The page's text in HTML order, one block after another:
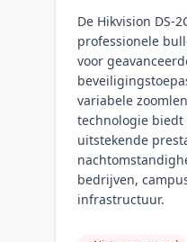
De Hikvision DS-
professionele
voor
variabele
technologie biedt
uitstekende
bedrijven,
infrastructuur.